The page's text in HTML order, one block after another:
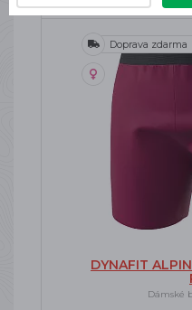
Doprava zdarma
DYNAFIT
Dámské